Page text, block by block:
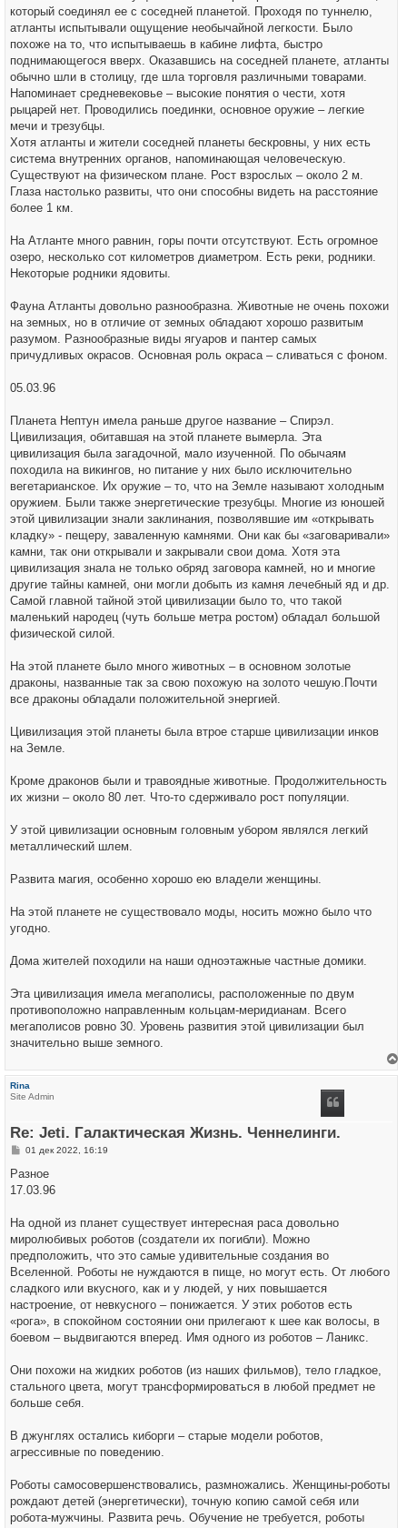
который соединял ее с соседней планетой. Проходя по туннелю,
атланты испытывали ощущение необычайной легкости. Было
похоже на то, что испытываешь в кабине лифта, быстро
поднимающегося вверх. Оказавшись на соседней планете, атланты
обычно шли в столицу, где шла торговля различными товарами.
Напоминает средневековье – высокие понятия о чести, хотя
рыцарей нет. Проводились поединки, основное оружие – легкие
мечи и трезубцы.
Хотя атланты и жители соседней планеты бескровны, у них есть
система внутренних органов, напоминающая человеческую.
Существуют на физическом плане. Рост взрослых – около 2 м.
Глаза настолько развиты, что они способны видеть на расстояние
более 1 км.
На Атланте много равнин, горы почти отсутствуют. Есть огромное
озеро, несколько сот километров диаметром. Есть реки, родники.
Некоторые родники ядовиты.
Фауна Атланты довольно разнообразна. Животные не очень похожи
на земных, но в отличие от земных обладают хорошо развитым
разумом. Разнообразные виды ягуаров и пантер самых
причудливых окрасов. Основная роль окраса – сливаться с фоном.
05.03.96
Планета Нептун имела раньше другое название – Спирэл.
Цивилизация, обитавшая на этой планете вымерла. Эта
цивилизация была загадочной, мало изученной. По обычаям
походила на викингов, но питание у них было исключительно
вегетарианское. Их оружие – то, что на Земле называют холодным
оружием. Были также энергетические трезубцы. Многие из юношей
этой цивилизации знали заклинания, позволявшие им «открывать
кладку» - пещеру, заваленную камнями. Они как бы «заговаривали»
камни, так они открывали и закрывали свои дома. Хотя эта
цивилизация знала не только обряд заговора камней, но и многие
другие тайны камней, они могли добыть из камня лечебный яд и др.
Самой главной тайной этой цивилизации было то, что такой
маленький народец (чуть больше метра ростом) обладал большой
физической силой.
На этой планете было много животных – в основном золотые
драконы, названные так за свою похожую на золото чешую.Почти
все драконы обладали положительной энергией.
Цивилизация этой планеты была втрое старше цивилизации инков
на Земле.
Кроме драконов были и травоядные животные. Продолжительность
их жизни – около 80 лет. Что-то сдерживало рост популяции.
У этой цивилизации основным головным убором являлся легкий
металлический шлем.
Развита магия, особенно хорошо ею владели женщины.
На этой планете не существовало моды, носить можно было что
угодно.
Дома жителей походили на наши одноэтажные частные домики.
Эта цивилизация имела мегаполисы, расположенные по двум
противоположно направленным кольцам-меридианам. Всего
мегаполисов ровно 30. Уровень развития этой цивилизации был
значительно выше земного.
Rina
Site Admin
Re: Jeti. Галактическая Жизнь. Ченнелинги.
С
о
щ
и
е
01 дек 2022, 16:19
Разное
17.03.96
На одной из планет существует интересная раса довольно
миролюбивых роботов (создатели их погибли). Можно
предположить, что это самые удивительные создания во
Вселенной. Роботы не нуждаются в пище, но могут есть. От любого
сладкого или вкусного, как и у людей, у них повышается
настроение, от невкусного – понижается. У этих роботов есть
«рога», в спокойном состоянии они прилегают к шее как волосы, в
боевом – выдвигаются вперед. Имя одного из роботов – Ланикс.
Они похожи на жидких роботов (из наших фильмов), тело гладкое,
стального цвета, могут трансформироваться в любой предмет не
больше себя.
В джунглях остались киборги – старые модели роботов,
агрессивные по поведению.
Роботы самосовершенствовались, размножались. Женщины-роботы
рождают детей (энергетически), точную копию самой себя или
робота-мужчины. Развита речь. Обучение не требуется, роботы